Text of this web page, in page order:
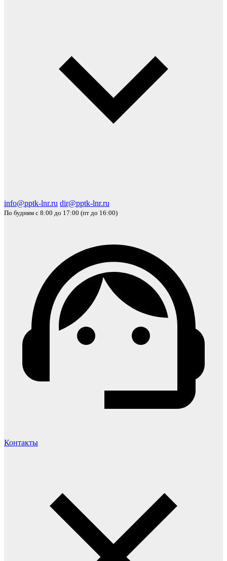
info@pptk-lnr.ru dir@pptk-lnr.ru
По будням с 8:00 до 17:00 (пт до 16:00)
Контакты